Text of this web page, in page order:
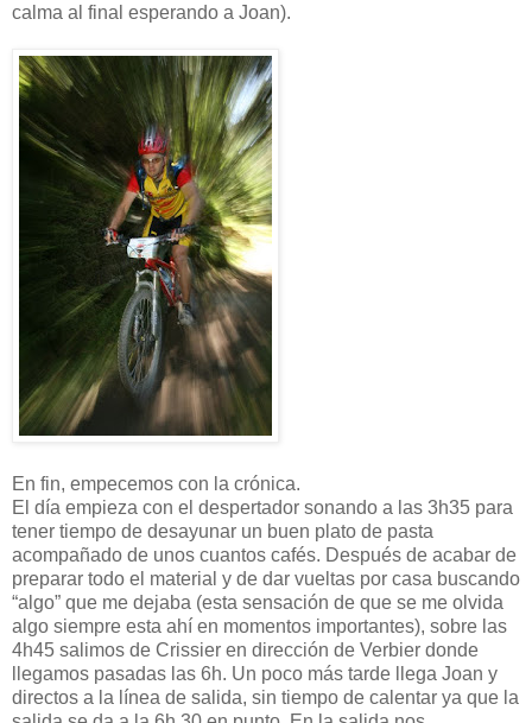
calma al final esperando a Joan).
En fin, empecemos con la crónica.
El día empieza con el despertador sonando a las 3h35 para
tener tiempo de desayunar un buen plato de pasta
acompañado de unos cuantos cafés. Después de acabar de
preparar todo el material y de dar vueltas por casa buscando
“algo” que me dejaba (esta sensación de que se me olvida
algo siempre esta ahí en momentos importantes), sobre las
4h45 salimos de Crissier en dirección de Verbier donde
llegamos pasadas las 6h. Un poco más tarde llega Joan y
directos a la línea de salida, sin tiempo de calentar ya que la